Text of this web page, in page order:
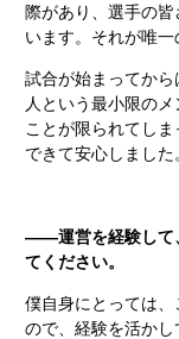
際があり、選手の
います。それが唯一
試合が始まってか
人という最小限の
ことが限られてし
できて安心しました
――運営を経験して
てください。
僕自身にとっては
ので、経験を活か